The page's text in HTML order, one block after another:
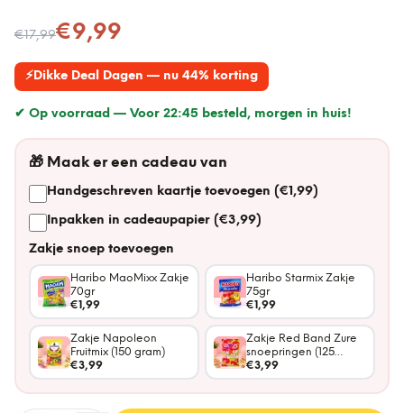
€17,99
Nu voor
€9,99
⚡Dikke Deal Dagen — nu 44% korting
✔ Op voorraad — Voor 22:45 besteld, morgen in huis!
🎁 Maak er een cadeau van
Handgeschreven kaartje toevoegen (€1,99)
Inpakken in cadeaupapier (€3,99)
Zakje snoep toevoegen
Haribo MaoMixx Zakje
70gr
€1,99
Haribo Starmix Zakje
75gr
€1,99
Zakje Napoleon
Fruitmix (150 gram)
€3,99
Zakje Red Band Zure
snoepringen (125
gram)
€3,99